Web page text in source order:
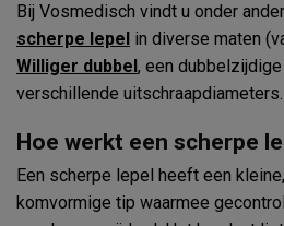
Bij Vosmedisch vindt u onder
scherpe lepel in diverse maten
Williger dubbel , een
verschillende uitschraapdiameters.
Hoe werkt een scherpe
Een scherpe lepel heeft een
komvormige tip waarmee